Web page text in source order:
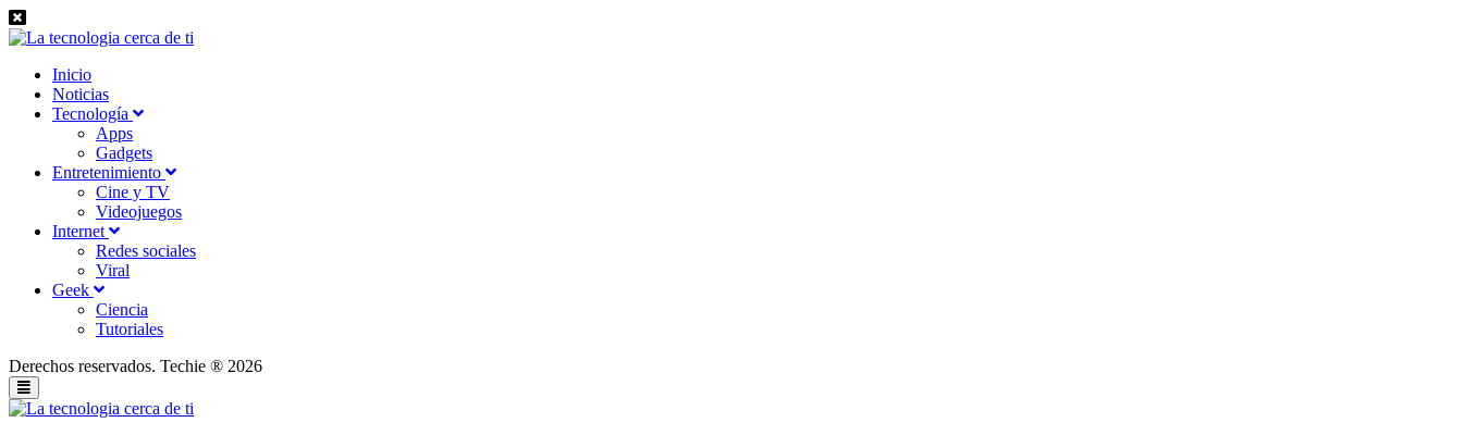
Inicio
Noticias
Tecnología
Apps
Gadgets
Entretenimiento
Cine y TV
Videojuegos
Internet
Redes sociales
Viral
Geek
Ciencia
Tutoriales
Derechos reservados. Techie ® 2026